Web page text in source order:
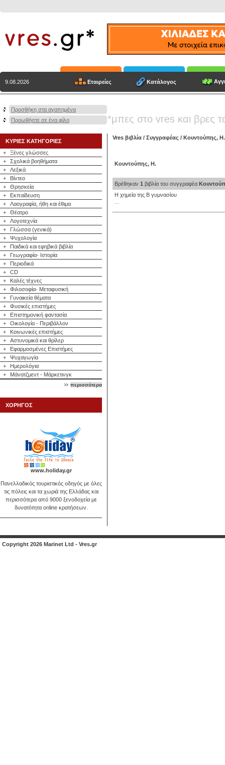
9.08.2026 Εταιρείες Κατάλογος
Προσθήκη στα αγαπημένα
Προωθήστε σε ένα φίλο
*μπες στο vres και βρες
ΚΥΡΙΕΣ ΚΑΤΗΓΟΡΙΕΣ
+
Ξένες γλώσσες
+
Σχολικά βοηθήματα
+
Λεξικά
+
Βίντεο
+
Θρησκεία
+
Εκπαίδευση
+
Λαογραφία, ήθη και έθιμα
+
Θέατρο
+
Λογοτεχνία
+
Γλώσσα (γενικά)
+
Ψυχολογία
+
Παιδικά και εφηβικά βιβλία
+
Γεωγραφία- Ιστορία
+
Περιοδικά
+
CD
+
Καλές τέχνες
+
Φιλοσοφία- Μεταφυσική
+
Γυναικεία θέματα
+
Φυσικές επιστήμες
+
Επιστημονική φαντασία
+
Οικολογία - Περιβάλλον
+
Κοινωνικές επιστήμες
+
Αστυνομικά και θρίλερ
+
Εφαρμοσμένες Επιστήμες
+
Ψυχαγωγία
+
Ημερολόγια
+
Μάνατζμεντ - Μάρκετινγκ
περισσότερα
ΧΟΡΗΓΟΣ
www.holiday.gr
Πανελλαδικός τουριστικός οδηγός με όλες
τις πόλεις και τα χωριά της Ελλάδας και
περισσότερα από 9000 ξενοδοχεία με
δυνατότητα online κρατήσεων.
Vres βιβλία / Συγγραφέας / Κουντούπης, Η.
Κουντούπης, Η.
Βρέθηκαν 1 βιβλία του συγγραφέα
Η χημεία της Β γυμνασίου
Copyright 2026 Marinet Ltd - Vres.gr